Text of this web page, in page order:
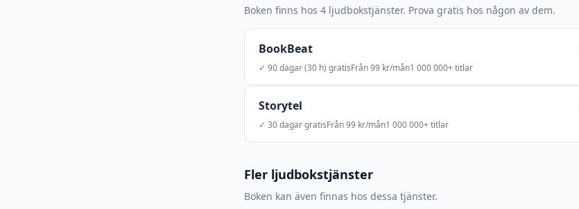
Boken finns hos 4 ljudbokstjänster. Prova gratis hos någon av dem.
BookBeat
✓ 90 dagar (30 h) gratisFrån 99 kr/mån1 000 000+ titlar
Storytel
✓ 30 dagar gratisFrån 99 kr/mån1 000 000+ titlar
Fler ljudbokstjänster
Boken kan även finnas hos dessa tjänster.